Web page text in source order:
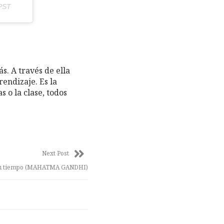
A través de ella
Es la
o la clase, todos
Next Post
tiempo (MAHATMA GANDHI)